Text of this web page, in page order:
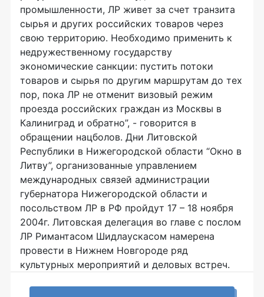
промышленности, ЛР живет за счет транзита
сырья и других российских товаров через
свою территорию. Необходимо применить к
недружественному государству
экономические санкции: пустить потоки
товаров и сырья по другим маршрутам до тех
пор, пока ЛР не отменит визовый режим
проезда российских граждан из Москвы в
Калиниград и обратно”, - говорится в
обращении нацболов. Дни Литовской
Республики в Нижегородской области “Окно в
Литву”, организованные управлением
международных связей администрации
губернатора Нижегородской области и
посольством ЛР в РФ пройдут 17 – 18 ноября
2004г. Литовская делегация во главе с послом
ЛР Римантасом Шидлаускасом намерена
провести в Нижнем Новгороде ряд
культурных мероприятий и деловых встреч.